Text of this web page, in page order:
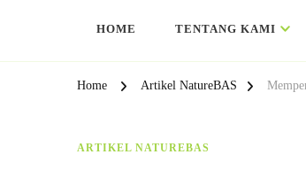
HOME TENTANG KAMI
Home Artikel NatureBAS
ARTIKEL NATUREBAS